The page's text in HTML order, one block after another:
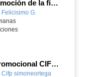
Vive la emoción de la final del mundial 2026, programando con Scratch un juego de toques.
Felicisimo G.
Vídeo Promocional CIFP Simone Ortega
Cifp simoneortega